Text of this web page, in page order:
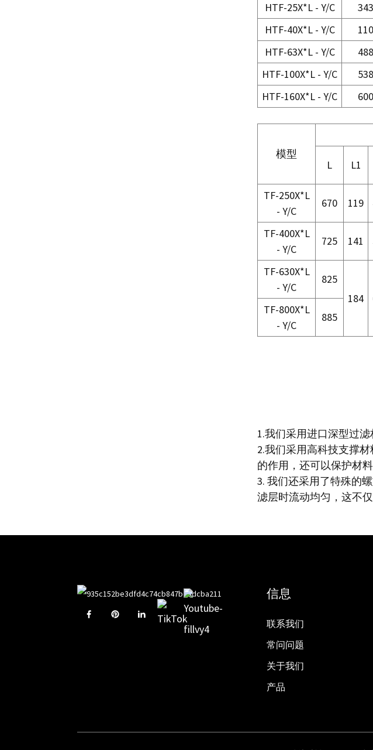
HTF-25X*L - Y/C
343
HTF-40X*L - Y/C 110
HTF-63X*L - Y/C
488
HTF-100X*L - Y/C
538
HTF-160X*L - Y/C
600
模型
L L1
TF-250X*L
- Y/C
670 119
TF-400X*L
- Y/C
725 141
TF-630X*L
- Y/C
825
184
TF-800X*L
- Y/C
885
1.我们采用进口深型过
2.我们采用高科技支撑
的作用，还可以保护材
3. 我们还采用了特殊的
滤层时流动均匀，这不
信息
联系我们
常问问题
关于我们
产品